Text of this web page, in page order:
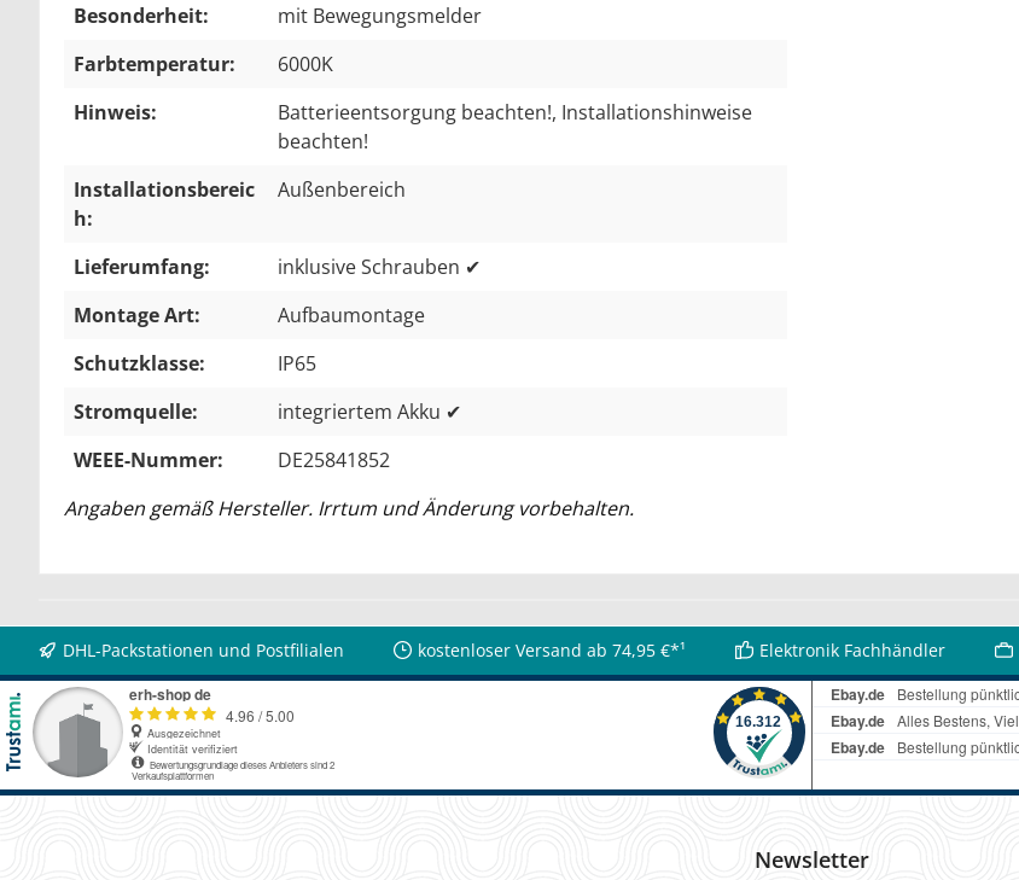
Besonderheit:
mit Bewegungsmelder
Farbtemperatur:
6000K
Hinweis:
Batterieentsorgung beachten!, Installationshinweise
beachten!
Installationsbereic
h:
Außenbereich
Lieferumfang:
inklusive Schrauben ✔
Montage Art:
Aufbaumontage
Schutzklasse:
IP65
Stromquelle:
integriertem Akku ✔
WEEE-Nummer:
DE25841852
Angaben gemäß Hersteller. Irrtum und Änderung vorbehalten.
DHL-Packstationen und Postfilialen kostenloser Versand ab 74,95 €*¹ Elektronik Fachhändler
Newsletter